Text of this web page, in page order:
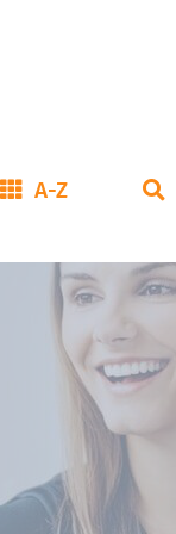
A-Z